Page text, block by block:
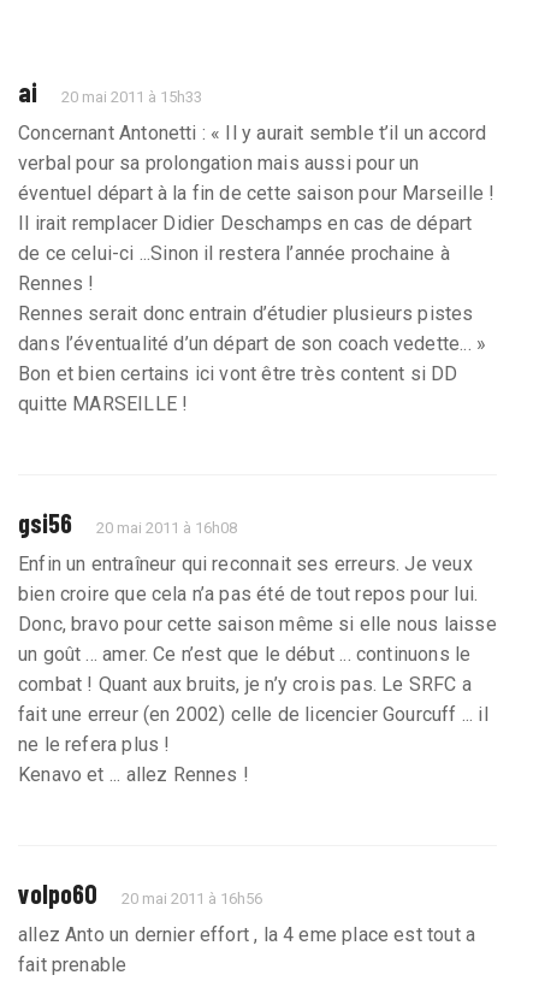
ai 20 mai 2011 à 15h33
Concernant Antonetti : « Il y aurait semble t’il un accord
verbal pour sa prolongation mais aussi pour un
éventuel départ à la fin de cette saison pour Marseille !
Il irait remplacer Didier Deschamps en cas de départ
de ce celui-ci ...Sinon il restera l’année prochaine à
Rennes !
Rennes serait donc entrain d’étudier plusieurs pistes
dans l’éventualité d’un départ de son coach vedette... »
Bon et bien certains ici vont être très content si DD
quitte MARSEILLE !
gsi56 20 mai 2011 à 16h08
Enfin un entraîneur qui reconnait ses erreurs. Je veux
bien croire que cela n’a pas été de tout repos pour lui.
Donc, bravo pour cette saison même si elle nous laisse
un goût ... amer. Ce n’est que le début ... continuons le
combat ! Quant aux bruits, je n’y crois pas. Le SRFC a
fait une erreur (en 2002) celle de licencier Gourcuff ... il
ne le refera plus !
Kenavo et ... allez Rennes !
volpo60 20 mai 2011 à 16h56
allez Anto un dernier effort , la 4 eme place est tout a
fait prenable